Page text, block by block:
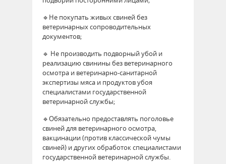
🔹Не покупать живых свиней без
ветеринарных сопроводительных
документов;
🔹 Не производить подворный убой и
реализацию свинины без ветеринарного
осмотра и ветеринарно-санитарной
экспертизы мяса и продуктов убоя
специалистами государственной
ветеринарной службы;
🔹Обязательно предоставлять поголовье
свиней для ветеринарного осмотра,
вакцинации (против классической чумы
свиней) и других обработок специалистами
государственной ветеринарной службы.